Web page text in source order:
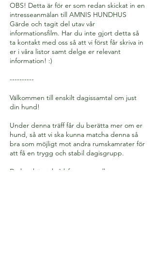
OBS! Detta är för er som redan skickat in en
intresseanmälan till AMNIS HUNDHUS
Gärde och tagit del utav vår
informationsfilm. Har du inte gjort detta så
ta kontakt med oss så att vi först får skriva in
er i våra listor samt delge er relevant
information! :)
----------
Välkommen till enskilt dagissamtal om just
din hund!
Under denna träff får du berätta mer om er
hund, så att vi ska kunna matcha denna så
bra som möjligt mot andra rumskamrater för
att få en trygg och stabil dagisgrupp.
Du kan här också lyfta eventuella